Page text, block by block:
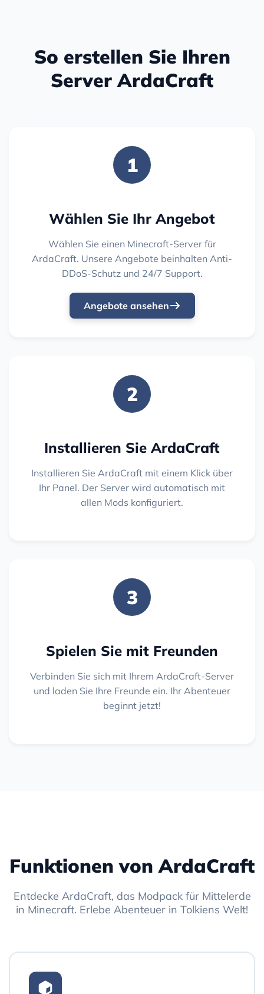
So erstellen Sie Ihren
Server ArdaCraft
1
Wählen Sie Ihr Angebot
Wählen Sie einen Minecraft-Server für
ArdaCraft. Unsere Angebote beinhalten Anti-
DDoS-Schutz und 24/7 Support.
Angebote ansehen
2
Installieren Sie ArdaCraft
Installieren Sie ArdaCraft mit einem Klick über
Ihr Panel. Der Server wird automatisch mit
allen Mods konfiguriert.
3
Spielen Sie mit Freunden
Verbinden Sie sich mit Ihrem ArdaCraft-Server
und laden Sie Ihre Freunde ein. Ihr Abenteuer
beginnt jetzt!
Funktionen von ArdaCraft
Entdecke ArdaCraft, das Modpack für Mittelerde
in Minecraft. Erlebe Abenteuer in Tolkiens Welt!